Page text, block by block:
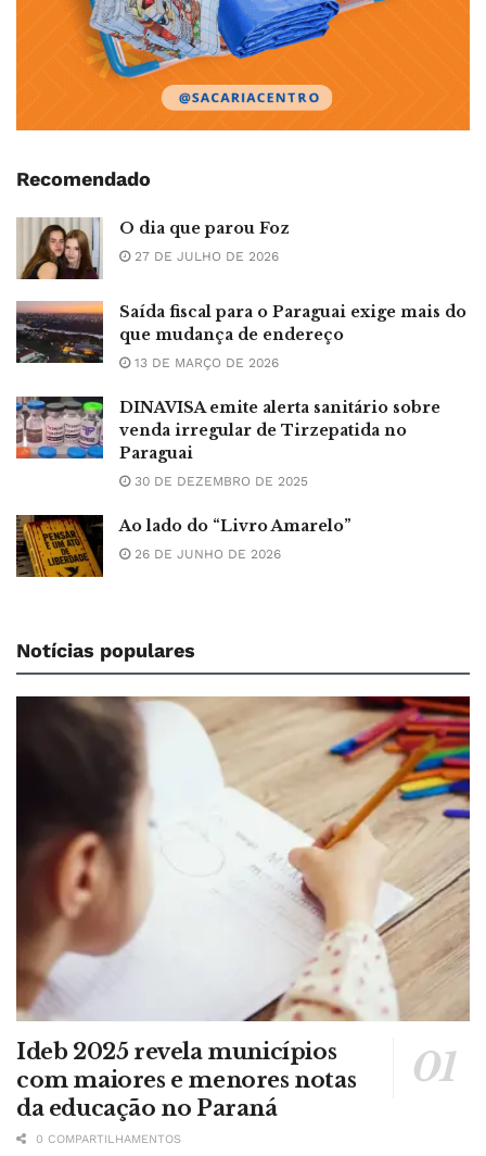
Recomendado
O dia que parou Foz
27 DE JULHO DE 2026
Saída fiscal para o Paraguai exige mais do
que mudança de endereço
13 DE MARÇO DE 2026
DINAVISA emite alerta sanitário sobre
venda irregular de Tirzepatida no
Paraguai
30 DE DEZEMBRO DE 2025
Ao lado do “Livro Amarelo”
26 DE JUNHO DE 2026
Notícias populares
Ideb 2025 revela municípios
com maiores e menores notas
da educação no Paraná
0 COMPARTILHAMENTOS